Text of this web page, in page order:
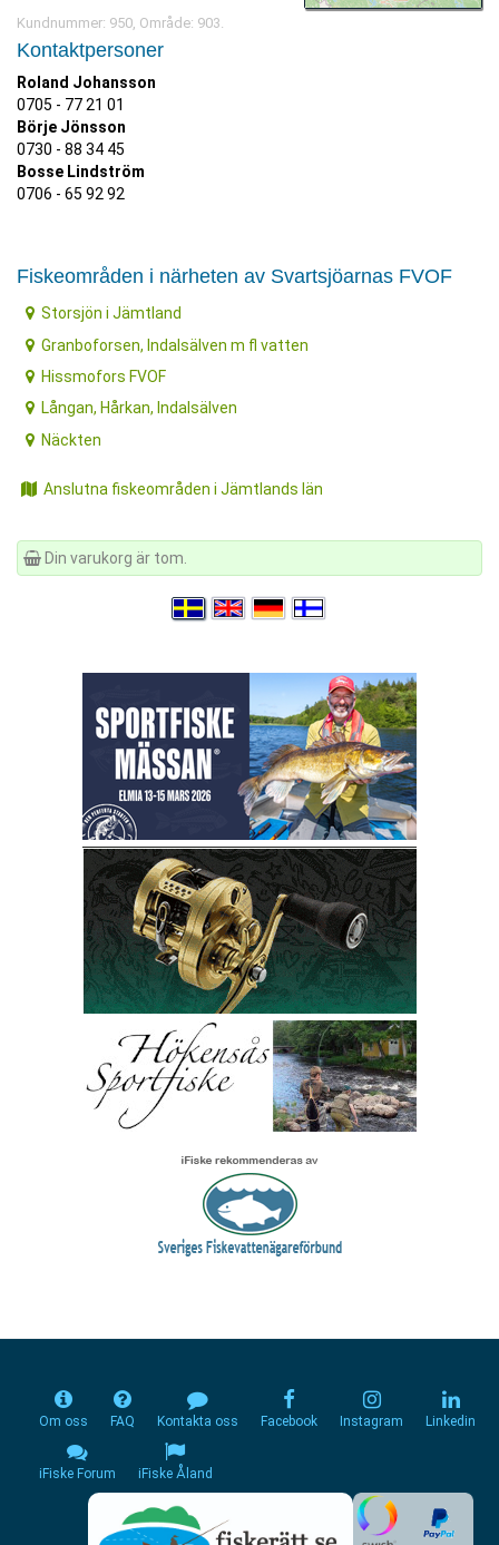
Kundnummer: 950, Område: 903.
Kontaktpersoner
Roland Johansson
0705 - 77 21 01
Börje Jönsson
0730 - 88 34 45
Bosse Lindström
0706 - 65 92 92
Fiskeområden i närheten av Svartsjöarnas FVOF
Storsjön i Jämtland
Granboforsen, Indalsälven m fl vatten
Hissmofors FVOF
Långan, Hårkan, Indalsälven
Näckten
Anslutna fiskeområden i Jämtlands län
Din varukorg är tom.
Om oss FAQ Kontakta oss Facebook Instagram Linkedin
iFiske Forum iFiske Åland